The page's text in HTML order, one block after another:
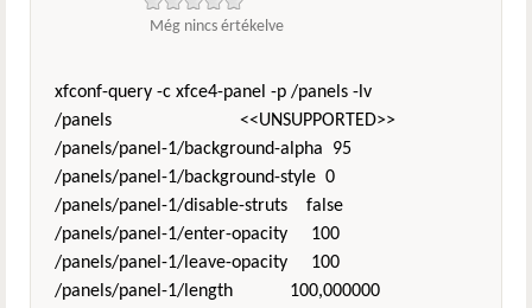
Még nincs értékelve
xfconf-query -c xfce4-panel -p /panels -lv
/panels <<UNSUPPORTED>>
/panels/panel-1/background-alpha 95
/panels/panel-1/background-style 0
/panels/panel-1/disable-struts false
/panels/panel-1/enter-opacity 100
/panels/panel-1/leave-opacity 100
/panels/panel-1/length 100,000000